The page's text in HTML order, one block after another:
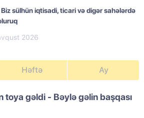
sülhün iqtisadi, ticari və digər sahələrdə
2026
Həftə Ay
toya gəldi - Bəylə gəlin başqası